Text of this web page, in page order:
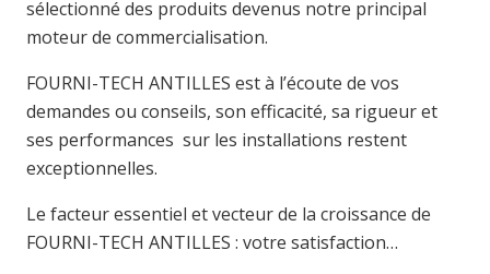
sélectionné des produits devenus notre principal
moteur de commercialisation.
FOURNI-TECH ANTILLES est à l’écoute de vos
demandes ou conseils, son efficacité, sa rigueur et
ses performances sur les installations restent
exceptionnelles.
Le facteur essentiel et vecteur de la croissance de
FOURNI-TECH ANTILLES : votre satisfaction…